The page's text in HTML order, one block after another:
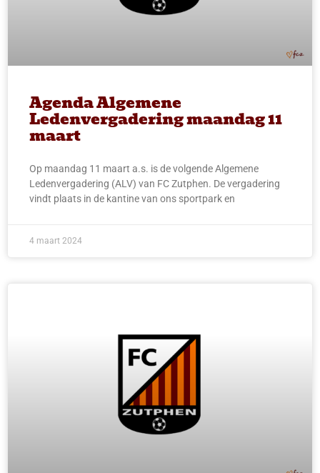
Agenda Algemene
Ledenvergadering maandag 11
maart
Op maandag 11 maart a.s. is de volgende Algemene
Ledenvergadering (ALV) van FC Zutphen. De vergadering
vindt plaats in de kantine van ons sportpark en
4 maart 2024